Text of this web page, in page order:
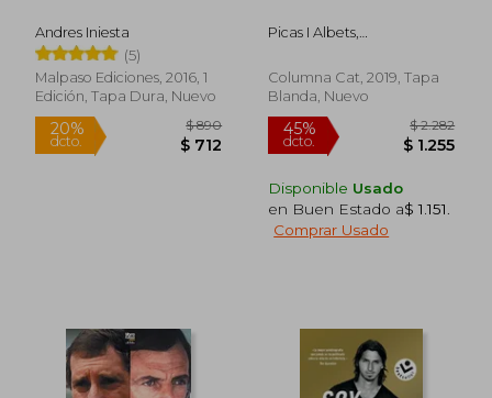
45% $ 2.461 45%
Andres Iniesta
(5)
Malpaso Ediciones, 2016, 1
Edición, Tapa Dura, Nuevo
Picas I Albets,
Columna Cat, 2019, Tapa
Blanda, Nuevo
Disponible Usado
en Buen Estado a$ 1.151
Comprar Usado